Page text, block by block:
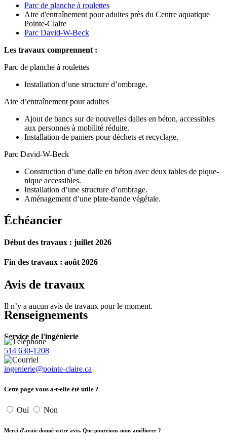
Parc de planche à roulettes
Aire d'entraînement pour adultes près du Centre aquatique
Pointe-Claire
Parc David-W-Beck
Les travaux comprennent :
Parc de planche à roulettes
Installation d’une structure d’ombrage.
Aire d’entraînement pour adultes
Ajout de bancs sur de nouvelles dalles en béton, accessibles
aux personnes à mobilité réduite.
Installation de paniers pour déchets et recyclage.
Parc David-W-Beck
Construction d’une dalle en béton avec deux tables de pique-
nique accessibles.
Installation d’une structure d’ombrage.
Aménagement d’une plate-bande végétale.
Échéancier
Début des travaux : juillet 2026
Fin des travaux : août 2026
Avis de travaux
Il n’y a aucun avis de travaux pour le moment.
Renseignements
Service de l'ingénierie
514 630-1208
ingenierie@pointe-claire.ca
Cette page vous a-t-elle été utile ?
Oui Non
Merci d'avoir donné votre avis. Que pourrions-nous améliorer ?